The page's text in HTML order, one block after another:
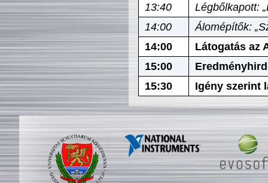
13:40
Légbőlkapott:
14:00
Álomépítők:
14:00
Látogatás az
15:00
15:30
Igény szerint